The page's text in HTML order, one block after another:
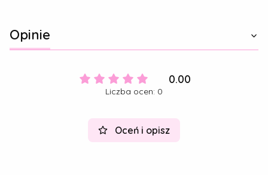
Opinie
0.00
Liczba ocen: 0
Oceń i opisz